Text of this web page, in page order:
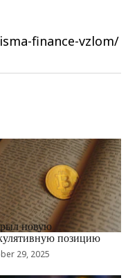
finance-vzlom/
новую
позицию
29, 2025